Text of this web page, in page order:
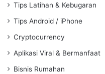
Tips Latihan & Kebugaran
Tips Android / iPhone
Cryptocurrency
Aplikasi Viral & Bermanfaat
Bisnis Rumahan